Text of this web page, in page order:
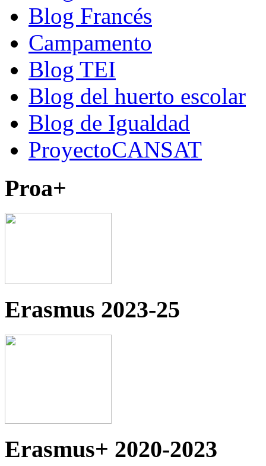
Blog Francés
Campamento
Blog TEI
Blog del huerto escolar
Blog de Igualdad
ProyectoCANSAT
Proa+
Erasmus 2023-25
Erasmus+ 2020-2023